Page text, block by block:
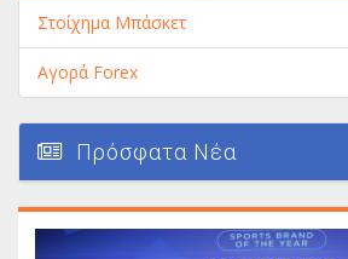
Στοίχημα Μπάσκετ
Αγορά Forex
Πρόσφατα Νέα